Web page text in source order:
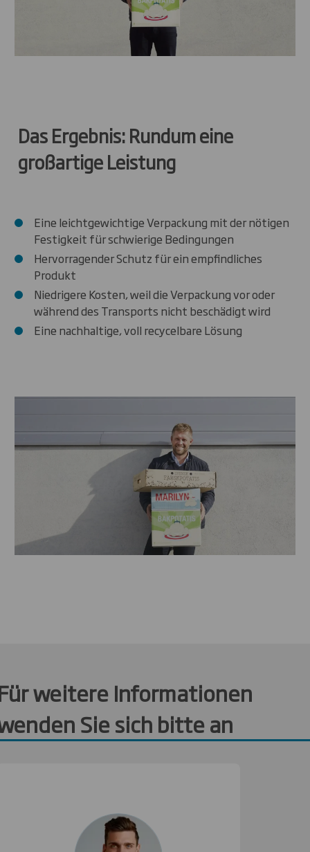
Das Ergebnis: Rundum eine
großartige Leistung
Eine leichtgewichtige Verpackung mit der nötigen
Festigkeit für schwierige Bedingungen
Hervorragender Schutz für ein empfindliches
Produkt
Niedrigere Kosten, weil die Verpackung vor oder
während des Transports nicht beschädigt wird
Eine nachhaltige, voll recycelbare Lösung
weitere Informationen
Sie sich bitte an